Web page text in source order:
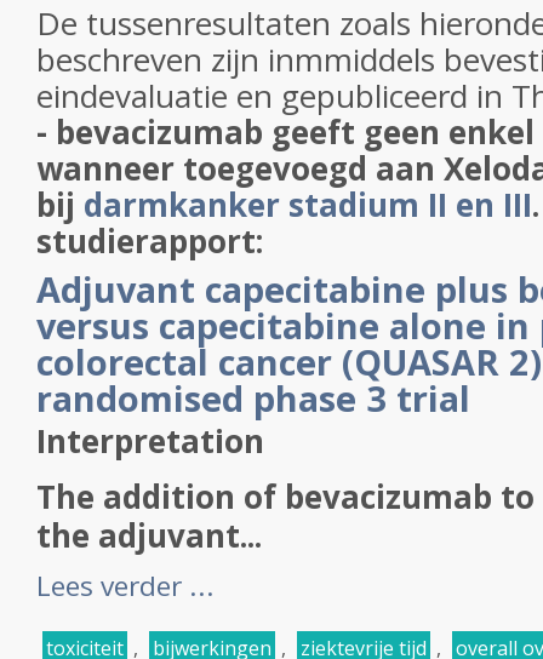
De tussenresultaten zoals
beschreven zijn inmmiddels
eindevaluatie en gepubliceerd in
- bevacizumab geeft geen
wanneer toegevoegd aan
bij darmkanker stadium II en III
studierapport:
Adjuvant capecitabine plus
versus capecitabine alone
colorectal cancer (QUASAR
randomised phase 3 trial
Interpretation
The addition of bevacizumab
the adjuvant...
Lees verder ...
toxiciteit , bijwerkingen , ziektevrije tijd , overall